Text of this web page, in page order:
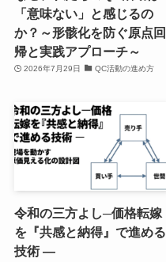
「意味ない」と感じるの
か？～形骸化を防ぐ原点回
帰と実践アプローチ～
2026年7月29日 QC活動の進め方
令和の三方よし─価格転嫁
を『共感と納得』で進める
技術 ―